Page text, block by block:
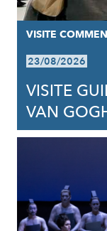
VISITE
23/08/2026
VISITE
VAN